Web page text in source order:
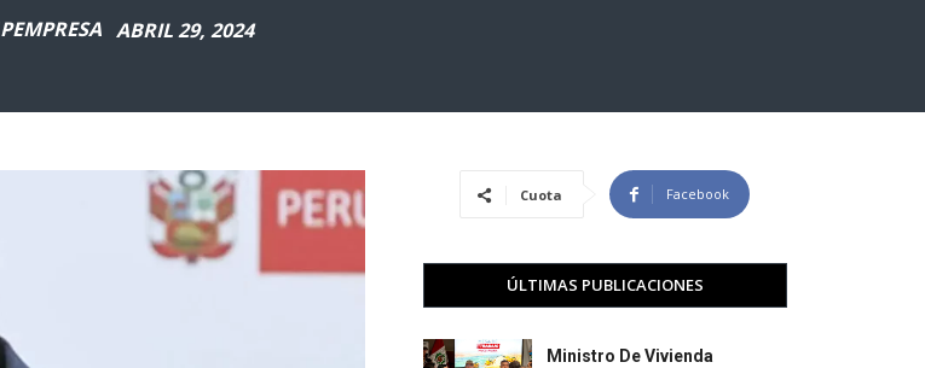
PEMPRESA ABRIL 29, 2024
Cuota Facebook
ÚLTIMAS PUBLICACIONES
Ministro De Vivienda